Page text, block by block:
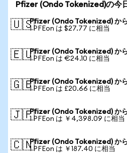
Pfizer (Ondo Tokenized)の今
🇺🇸Pfizer (Ondo Tokenized) か
1 PFEon は $27.77 に相当
🇪🇺Pfizer (Ondo Tokenized) か
1 PFEon は €24.10 に相当
🇬🇧Pfizer (Ondo Tokenized) か
1 PFEon は £20.66 に相当
🇯🇵Pfizer (Ondo Tokenized) か
1 PFEon は ￥4,398.09 に相当
🇨🇳Pfizer (Ondo Tokenized) か
1 PFEon は ￥187.40 に相当